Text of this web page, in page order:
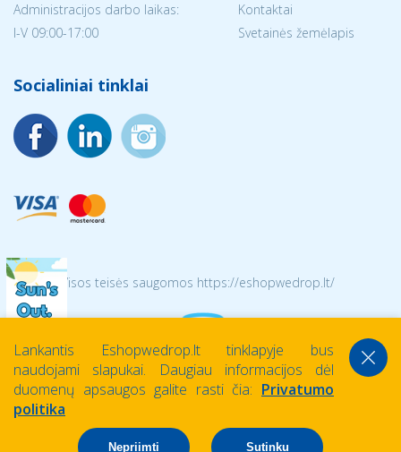
Administracijos darbo laikas:
I-V 09:00-17:00
Kontaktai
Svetainės žemėlapis
Socialiniai tinklai
© 2026 Visos teisės saugomos https://eshopwedrop.lt/
Lankantis Eshopwedrop.lt tinklapyje bus
naudojami slapukai. Daugiau informacijos dėl
duomenų apsaugos galite rasti čia: Privatumo
politika
Nepriimti Sutinku